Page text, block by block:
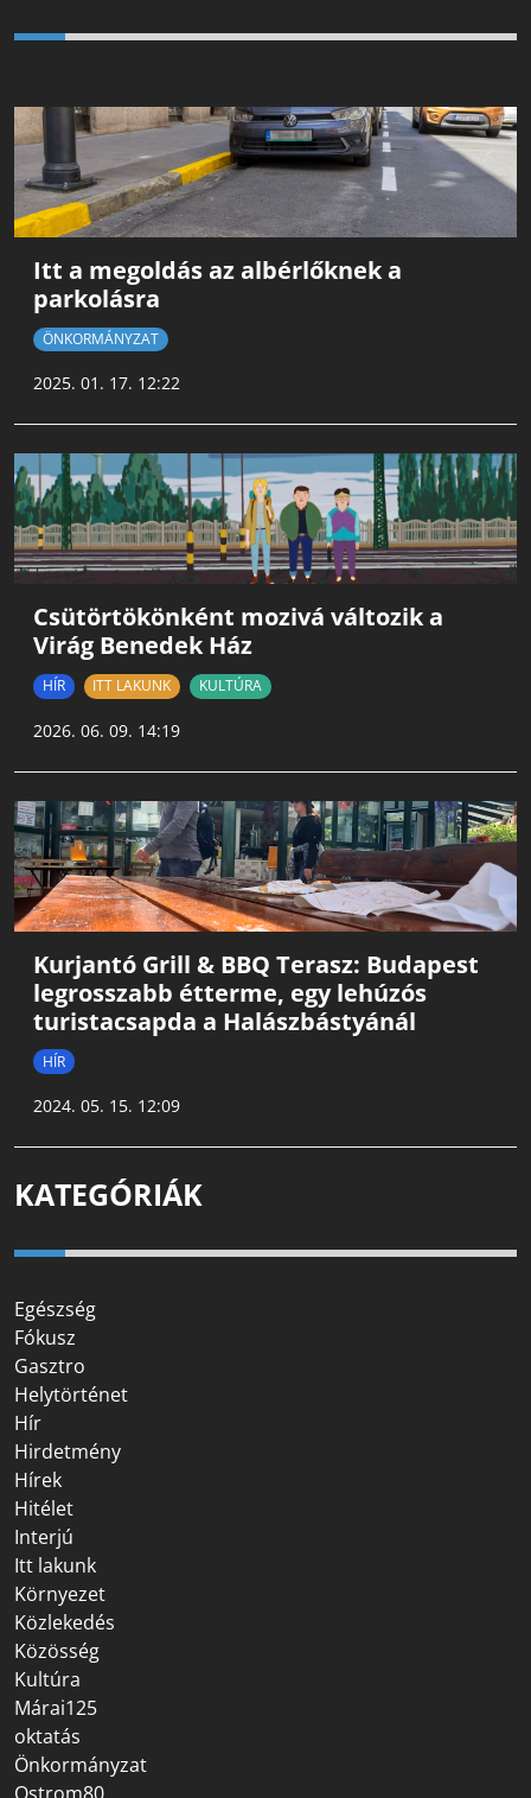
Itt a megoldás az albérlőknek a
parkolásra
ÖNKORMÁNYZAT
2025. 01. 17. 12:22
Csütörtökönként mozivá változik a
Virág Benedek Ház
HÍR ITT LAKUNK KULTÚRA
2026. 06. 09. 14:19
Kurjantó Grill & BBQ Terasz: Budapest
legrosszabb étterme, egy lehúzós
turistacsapda a Halászbástyánál
HÍR
2024. 05. 15. 12:09
KATEGÓRIÁK
Egészség
Fókusz
Gasztro
Helytörténet
Hír
Hirdetmény
Hírek
Hitélet
Interjú
Itt lakunk
Környezet
Közlekedés
Közösség
Kultúra
Márai125
oktatás
Önkormányzat